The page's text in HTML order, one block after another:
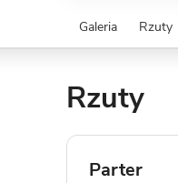
Galeria Rzuty
Rzuty
Parter